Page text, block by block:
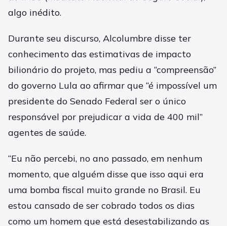
algo inédito.
Durante seu discurso, Alcolumbre disse ter
conhecimento das estimativas de impacto
bilionário do projeto, mas pediu a “compreensão”
do governo Lula ao afirmar que “é impossível um
presidente do Senado Federal ser o único
responsável por prejudicar a vida de 400 mil”
agentes de saúde.
“Eu não percebi, no ano passado, em nenhum
momento, que alguém disse que isso aqui era
uma bomba fiscal muito grande no Brasil. Eu
estou cansado de ser cobrado todos os dias
como um homem que está desestabilizando as